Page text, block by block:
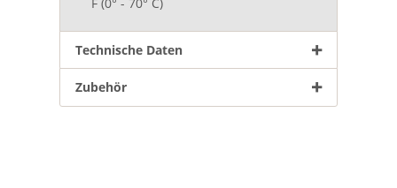
Technische Daten
Zubehör